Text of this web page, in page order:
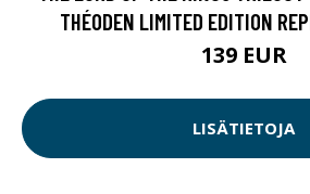
THÉODEN LIMITED EDITION
139 EUR
LISÄTIETOJA